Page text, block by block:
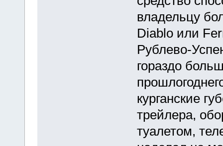
владельцу
Diablo или
Рублево-
гораздо
курганские
трейлера,
туалетом,